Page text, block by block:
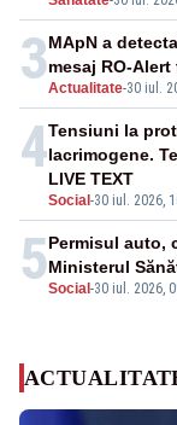
3Actualitate-30 iul.
MApN a
mesaj RO-
4
Social-30 iul. 2026,
Tensiuni la
lacrimogene.
LIVE TEXT
5Social-30 iul. 2026,
Permisul auto,
Ministerul